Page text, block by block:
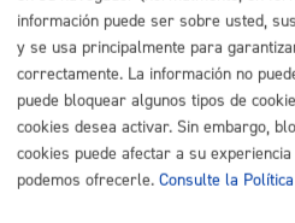
Impulso Económico
información puede ser sobre usted,
y se usa principalmente para
correctamente. La información no
puede bloquear algunos tipos de
cookies desea activar. Sin embargo,
cookies puede afectar a su
podemos ofrecerle. Consulte la